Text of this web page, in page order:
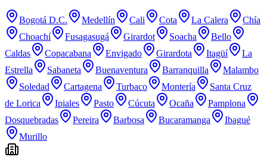
Bogotá D.C. Medellín Cali Cota La Calera
Chía
Choachí
Fusagasugá Girardot Soacha
Bello
Caldas
Copacabana Envigado Girardota Itagüí
La
Estrella
Sabaneta Buenaventura Barranquilla
Malambo
Soledad
Cartagena Turbaco Montería
Santa Cruz
de Lorica
Ipiales Pasto Cúcuta Ocaña
Pamplona
Dosquebradas
Pereira Barbosa Bucaramanga
Ibagué
Murillo